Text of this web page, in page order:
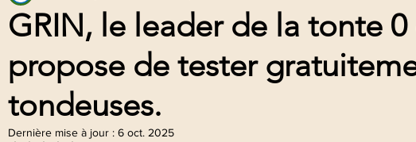
GRIN, le leader de la tonte
propose de tester
tondeuses.
Dernière mise à jour : 6 oct. 2025